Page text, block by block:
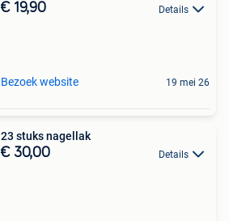
€ 19,90 Details
Bezoek website 19 mei 26
23 stuks nagellak
€ 30,00 Details